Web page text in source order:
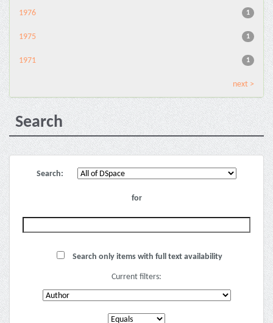
1
1976
1
1975
1
1971
next >
Search
Search:
for
Search only items with full text availability
Current filters: